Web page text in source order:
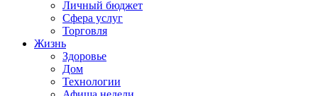
Личный бюджет
Сфера услуг
Торговля
Жизнь
Здоровье
Дом
Технологии